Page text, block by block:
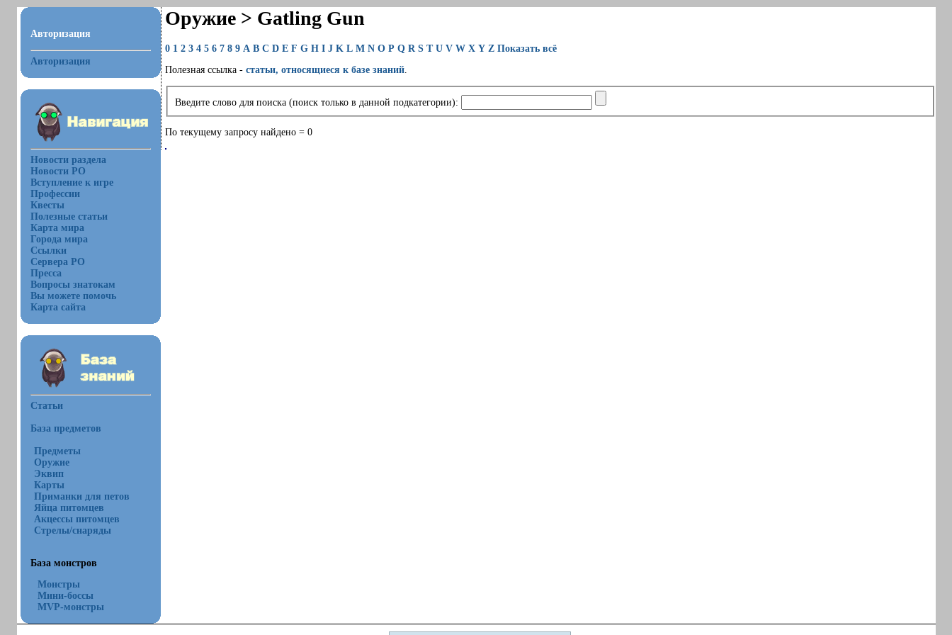
Авторизация
Авторизация
Новости раздела
Новости РО
Вступление к игре
Профессии
Квесты
Полезные статьи
Карта мира
Города мира
Ссылки
Сервера РО
Пресса
Вопросы знатокам
Вы можете помочь
Карта сайта
Статьи
База предметов
Предметы
Оружие
Эквип
Карты
Приманки для петов
Яйца питомцев
Акцессы питомцев
Стрелы/снаряды
База монстров
Монстры
Мини-боссы
MVP-монстры
Оружие > Gatling Gun
0 1 2 3 4 5 6 7 8 9 A B C D E F G H I J K L M N O P Q R S T U V W X Y Z Показать всё
Полезная ссылка - статьи, относящиеся к базе знаний.
Введите слово для поиска (поиск только в данной подкатегории):
По текущему запросу найдено = 0